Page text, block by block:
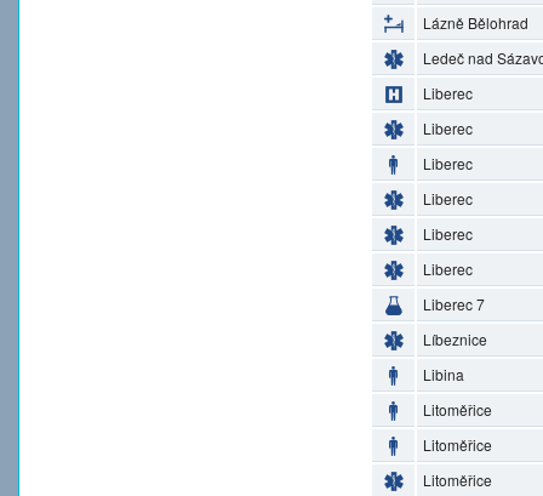
Lázně Bělohrad
Ledeč nad
Liberec
Liberec
Liberec
Liberec
Liberec
Liberec
Liberec 7
Líbeznice
Libina
Litoměřice
Litoměřice
Litoměřice